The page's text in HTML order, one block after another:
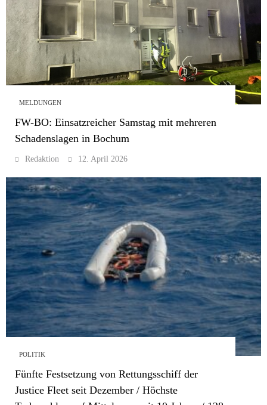
MELDUNGEN
FW-BO: Einsatzreicher Samstag mit mehreren
Schadenslagen in Bochum
Redaktion 12. April 2026
POLITIK
Fünfte Festsetzung von Rettungsschiff der
Justice Fleet seit Dezember / Höchste